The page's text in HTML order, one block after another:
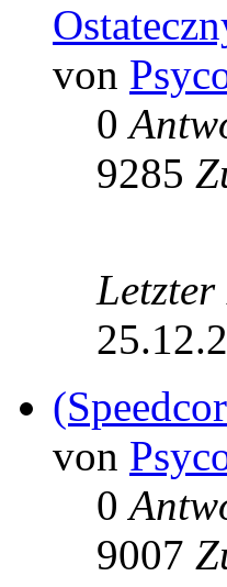
von
0
9285
von
0
9007